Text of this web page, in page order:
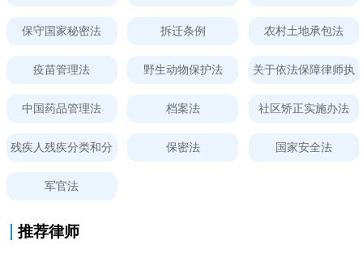
保守国家秘密法
拆迁条例 农村土地承包法
疫苗管理法 野生动物保护法 关于依法保障律师执
中国药品管理法
档案法 社区矫正实施办法
残疾人残疾分类和分 保密法 国家安全法
军官法
推荐律师